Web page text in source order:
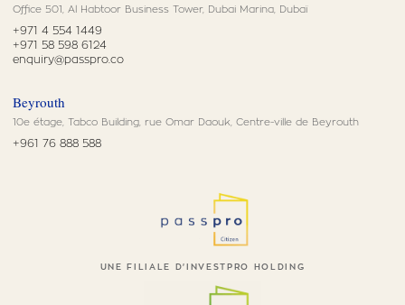
Office 501, Al Habtoor Business Tower, Dubai Marina, Dubaï
+971 4 554 1449
+971 58 598 6124
enquiry@passpro.co
Beyrouth
10e étage, Tabco Building, rue Omar Daouk, Centre-ville de Beyrouth
+961 76 888 588
UNE FILIALE D'INVESTPRO HOLDING